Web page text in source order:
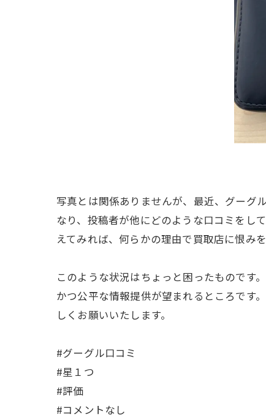
写真とは関係ありませんが、最近、グーグ
なり、投稿者が他にどのような口コミをし
えてみれば、何らかの理由で買取店に恨み
このような状況はちょっと困ったものです
かつ公平な情報提供が望まれるところです
しくお願いいたします。
#グーグル口コミ
#星１つ
#評価
#コメントなし